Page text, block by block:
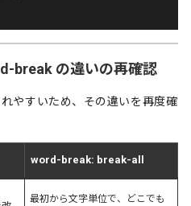
break の違いの再確認
やすいため、その違いを再度確
word-break: break-all
最初から文字単位で、どこでも